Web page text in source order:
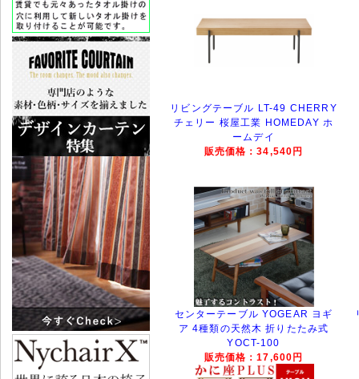
リビングテーブル LT-49 CHERRY
チェリー 桜屋工業 HOMEDAY ホ
ームデイ
販売価格：34,540円
センターテーブル YOGEAR ヨギ
ア 4種類の天然木 折りたたみ式
YOCT-100
販売価格：17,600円